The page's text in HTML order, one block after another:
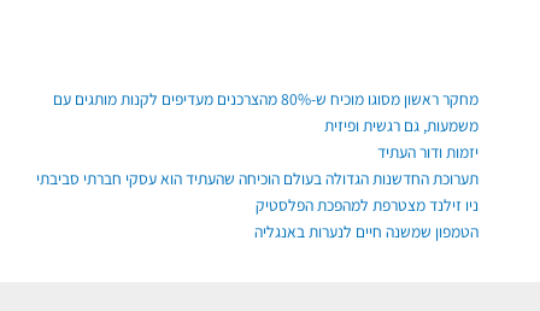
מחקר ראשון מסוגו מוכיח ש-80% מהצרכנים מעדיפים לקנות מותגים עם
משמעות, גם רגשית ופיזית
יזמות ודור העתיד
תערוכת החדשנות הגדולה בעולם הוכיחה שהעתיד הוא עסקי חברתי סביבתי
ניו זילנד מצטרפת למהפכת הפלסטיק
הטמפון שמשנה חיים לנערות באנגליה